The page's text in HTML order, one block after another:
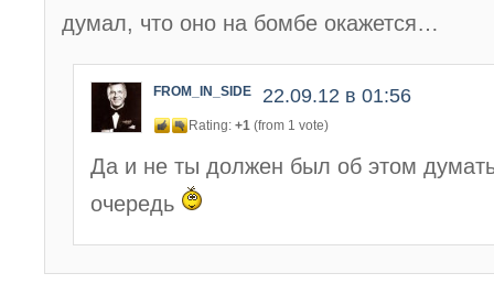
думал, что оно на бомбе окажется…
FROM_IN_SIDE 22.09.12 в 01:56
Rating: +1 (from 1 vote)
Да и не ты должен был об этом
очередь